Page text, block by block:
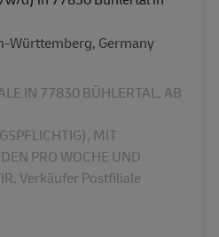
Württemberg, Germany
IN 77830 BÜHLERTAL, AB
MIT
PRO WOCHE UND
Verkäufer Postfiliale